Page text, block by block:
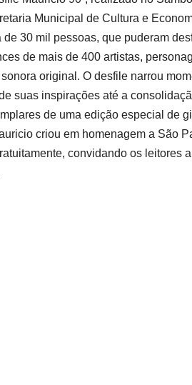
Municipal de Cultura e
30 mil pessoas, que puderam
de mais de 400 artistas,
original. O desfile narrou
suas inspirações até a
de uma edição especial de
criou em homenagem a São
convidando os leitores